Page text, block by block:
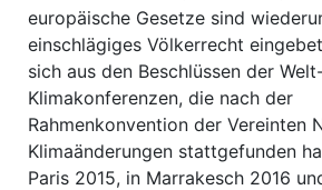
europäische Gesetze sind
einschlägiges Völkerrecht
sich aus den Beschlüssen der
Klimakonferenzen, die nach der
Rahmenkonvention der Vereinten
Klimaänderungen stattgefunden
Paris 2015, in Marrakesch 2016